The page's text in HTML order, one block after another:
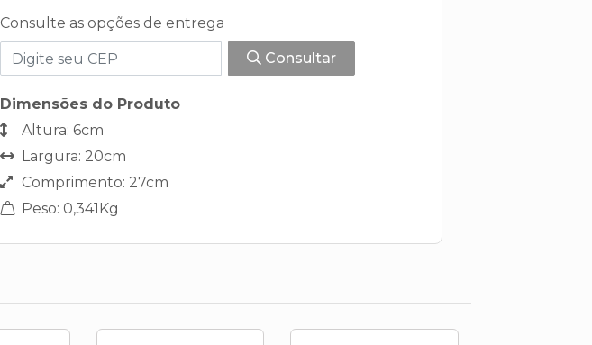
Consulte as opções de entrega
Consultar
Dimensões do Produto
Altura: 6cm
Largura: 20cm
Comprimento: 27cm
Peso: 0,341Kg